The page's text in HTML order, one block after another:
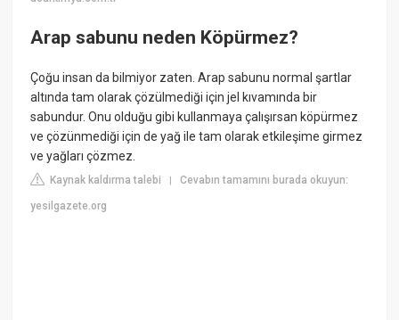
Arap sabunu neden Köpürmez?
Çoğu insan da bilmiyor zaten. Arap sabunu normal şartlar
altında tam olarak çözülmediği için jel kıvamında bir
sabundur. Onu olduğu gibi kullanmaya çalışırsan köpürmez
ve çözünmediği için de yağ ile tam olarak etkileşime girmez
ve yağları çözmez.
Kaynak kaldırma talebi |Cevabın tamamını burada okuyun:
yesilgazete.org